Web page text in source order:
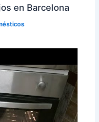
en Barcelona